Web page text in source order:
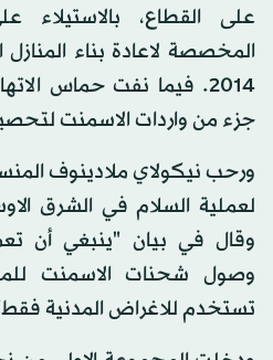
على القطاع،
المخصصة لاعادة بناء
2014. فيما نفت حماس
جزء من واردات الاسمنت
ورحب نيكولاي ملادينوف
لعملية السلام في الشرق
وقال في بيان "ينبغي أن
وصول شحنات الاسمنت
تستخدم للاغراض المدنية